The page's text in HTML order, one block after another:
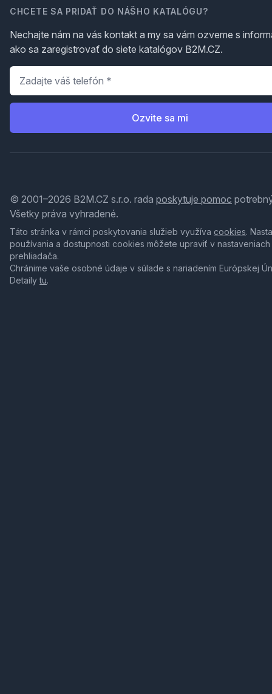
CHCETE SA PRIDAŤ DO NÁŠHO KATALÓGU?
Nechajte nám na vás kontakt a my sa vám ozveme s
ako sa zaregistrovať do siete katalógov B2M.CZ.
Telefón
Ozvite sa mi
© 2001–2026 B2M.CZ s.r.o. rada poskytuje pomoc
Všetky práva vyhradené.
Táto stránka v rámci poskytovania služieb využíva cookies.
používania a dostupnosti cookies môžete upraviť v nastaveniach
prehliadača.
Chránime vaše osobné údaje v súlade s nariadením Európskej
Detailytu.